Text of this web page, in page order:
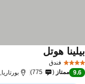
فندق
هوتلمشاهدة الأسعار
9.6 ممتاز 775 بورتاريا, 19.4 كم إلى أفيتوس